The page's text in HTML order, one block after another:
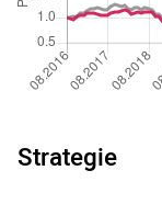
Strategie